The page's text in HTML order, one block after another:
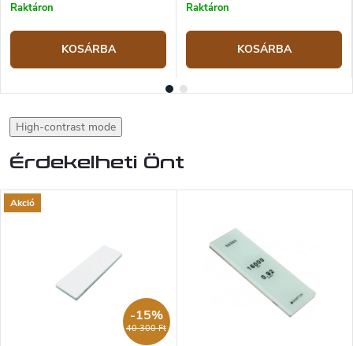
Raktáron
KOSÁRBA
Raktáron
KOSÁRBA
High-contrast mode
Érdekelheti Önt
Akció
40 300 Ft
-15%